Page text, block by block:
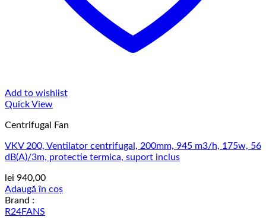
Add to wishlist
Quick View
Centrifugal Fan
VKV 200, Ventilator centrifugal, 200mm, 945 m3/h, 175w, 56
dB(A)/3m, protectie termica, suport inclus
lei 940,00
Adaugă în coș
Brand :
R24FANS